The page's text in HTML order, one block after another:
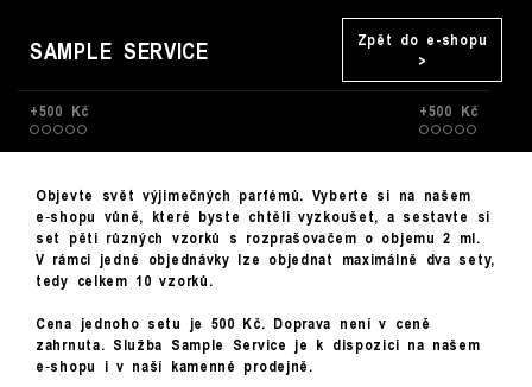
SAMPLE SERVICE
Zpět do e-shopu
>
+500 Kč +500 Kč
Objevte svět výjimečných parfémů. Vyberte si na našem
e‑shopu vůně, které byste chtěli vyzkoušet, a sestavte si
set pěti různých vzorků s rozprašovačem o objemu 2 ml.
V rámci jedné objednávky lze objednat maximálně dva sety,
tedy celkem 10 vzorků.
Cena jednoho setu je 500 Kč. Doprava není v ceně
zahrnuta. Služba Sample Service je k dispozici na našem
e‑shopu i v naší kamenné prodejně.